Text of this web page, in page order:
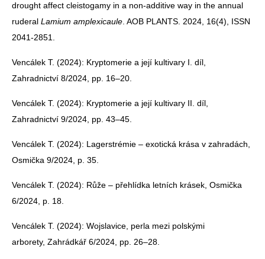
drought affect cleistogamy in a non-additive way in the annual
ruderal Lamium amplexicaule . AOB PLANTS. 2024, 16(4), ISSN
2041-2851.
Vencálek T. (2024): Kryptomerie a její kultivary I. díl,
Zahradnictví 8/2024, pp. 16–20.
Vencálek T. (2024): Kryptomerie a její kultivary II. díl,
Zahradnictví 9/2024, pp. 43–45.
Vencálek T. (2024): Lagerstrémie – exotická krása v zahradách,
Osmička 9/2024, p. 35.
Vencálek T. (2024): Růže – přehlídka letních krásek, Osmička
6/2024, p. 18.
Vencálek T. (2024): Wojslavice, perla mezi polskými
arborety, Zahrádkář 6/2024, pp. 26–28.